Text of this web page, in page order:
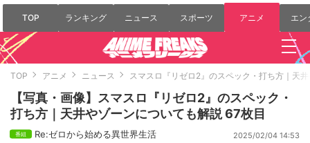
TOP ランキング ニュース スポーツ アニメ エン
TOP アニメ ニュース スマスロ『リゼロ2』のスペック・打ち方｜天
【写真・画像】スマスロ『リゼロ2』のスペック・
打ち方｜天井やゾーンについても解説 67枚目
Re:ゼロから始める異世界生活 2025/02/04 14:53